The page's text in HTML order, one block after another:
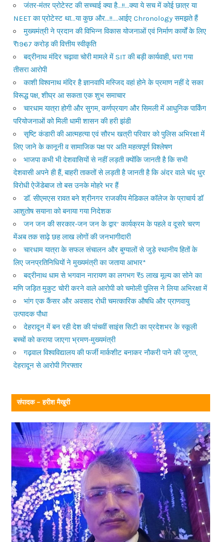
जंतर-मंतर प्रोटेस्ट की सच्चाई क्या है…!!…क्या ये सच में कोई छात्र या
NEET का प्रोटेस्ट था…या कुछ और…!!….आईए Chronology समझते हैं
मुख्यमंत्री ने प्रदान की विभिन्न विकास योजनाओं एवं निर्माण कार्यों के लिए
₹1967 करोड़ की वित्तीय स्वीकृति
बद्रीनाथ मंदिर चढ़ावा चोरी मामले में SIT की बड़ी कार्यवाही, धरा गया
तीसरा आरोपी
काशी विश्वनाथ मंदिर है ज्ञानवापि मस्जिद वहां होने के प्रमाण नहीं दे सका
विरूद्ध पक्ष, शीघ्र आ सकता एक शुभ समाचार
चारधाम यात्रा होगी और सुगम, कर्णप्रयाग और सिमली में आधुनिक पार्किंग
परियोजनाओं को मिली धामी शासन की हरी झंडी
सृष्टि कंडारी की आत्महत्या एवं सौरभ खत्री परिवार को पुलिस अभिरक्षा में
लिए जाने के कानूनी व सामाजिक पक्ष पर अति महत्वपूर्ण विश्लेषण
भाजपा कभी भी देशवासियों से नहीं लड़ती क्योंकि जानती है कि सभी
देशवासी अपने ही हैं, बाहरी ताकतों से लड़ती है जानती है कि अंदर वाले चंद धुर
विरोधी ऐजेंडेबाज तो बस उनके मोहरे भर हैं
डॉ. सीएमएस रावत बने श्रीनगर राजकीय मेडिकल कॉलेज के प्राचार्य डॉ
आशुतोष सयाना को बनाया गया निदेशक
जन जन की सरकार-जन जन के द्वार’ कार्यक्रम के पहले व दूसरे चरण
मेंअब तक साढ़े छह लाख लोगों की जनभागीदारी
चारधाम यात्रा के सफल संचालन और बुग्यालों से जुड़े स्थानीय हितों के
लिए जनप्रतिनिधियों ने मुख्यमंत्री का जताया आभार*
बद्रीनाथ धाम से भगवान नारायण का लगभग ₹5 लाख मूल्य का सोने का
मणि जड़ित मुकुट चोरी करने वाले आरोपी को चमोली पुलिस ने लिया अभिरक्षा में
भांग एक कैंसर और अवसाद रोधी चमत्कारिक औषधि और प्राणवायु
उत्पादक पौधा
देहरादून में बन रही देश की पांचवीं साइंस सिटी का प्रदेशभर के स्कूली
बच्चों को कराया जाएगा भ्रमण-मुख्यमंत्री
गढ़वाल विश्वविद्यालय की फर्जी मार्कशीट बनाकर नौकरी पाने की जुगत,
देहरादून से आरोपी गिरफ्तार
संपादक – हरीश मैखुरी